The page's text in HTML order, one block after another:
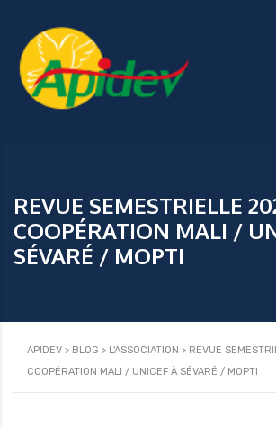
REVUE SEMESTRIELLE
COOPÉRATION MALI /
SÉVARÉ / MOPTI
APIDEV > BLOG > L'ASSOCIATION > REVUE
COOPÉRATION MALI / UNICEF À SÉVARÉ / MOPTI